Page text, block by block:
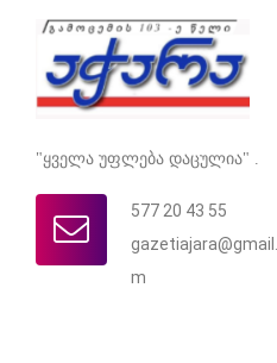
"ყველა უფლება დაცულია" .
577 20 43 55
m